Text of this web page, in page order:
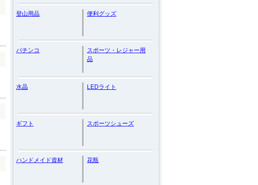
登山用品 便利グッズ
パチンコ
スポーツ・レジャー用
品
水晶 LEDライト
ギフト スポーツシューズ
ハンドメイド資材 花瓶